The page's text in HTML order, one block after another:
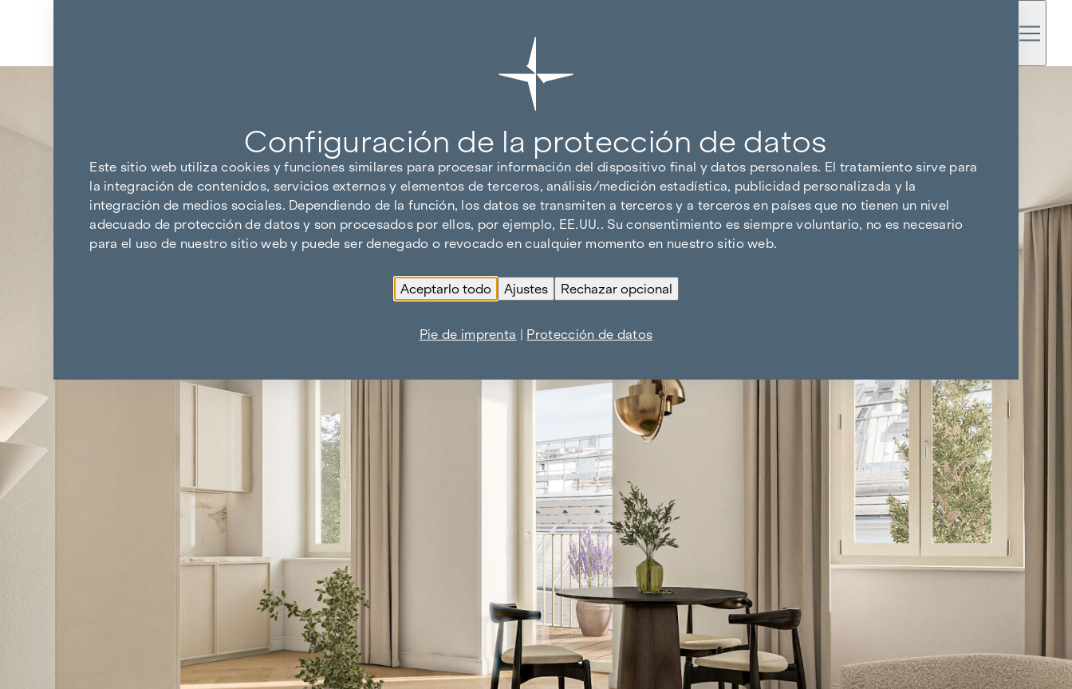
Configuración de la protección de datos
Este sitio web utiliza cookies y funciones similares para procesar información del dispositivo final y datos personales. El tratamiento sirve para
la integración de contenidos, servicios externos y elementos de terceros, análisis/medición estadística, publicidad personalizada y la
integración de medios sociales. Dependiendo de la función, los datos se transmiten a terceros y a terceros en países que no tienen un nivel
adecuado de protección de datos y son procesados por ellos, por ejemplo, EE.UU.. Su consentimiento es siempre voluntario, no es necesario
para el uso de nuestro sitio web y puede ser denegado o revocado en cualquier momento en nuestro sitio web.
Aceptarlo todo Ajustes Rechazar opcional
Pie de imprenta | Protección de datos